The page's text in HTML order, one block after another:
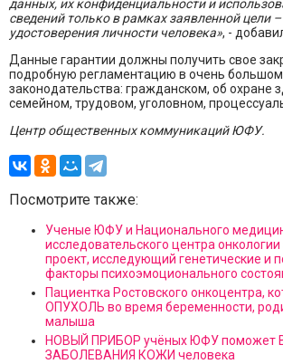
данных, их конфиденциальности и
сведений только в рамках заявленной цели
удостоверения личности человека», -
Данные гарантии должны получить свое
подробную регламентацию в очень
законодательства: гражданском, об охране
семейном, трудовом, уголовном,
Центр общественных коммуникаций ЮФУ.
Посмотрите также:
Ученые ЮФУ и Национального
исследовательского центра
проект, исследующий генетические и
факторы психоэмоционального
Пациентка Ростовского онкоцентра,
ОПУХОЛЬ во время беременности,
малыша
НОВЫЙ ПРИБОР учёных ЮФУ поможет
ЗАБОЛЕВАНИЯ КОЖИ человека